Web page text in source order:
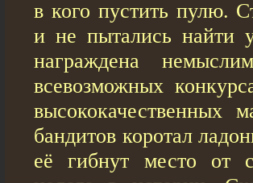
в кого пустить пулю.
и не пытались
награждена
всевозможных
высококачественных
бандитов коротал
её гибнут место от